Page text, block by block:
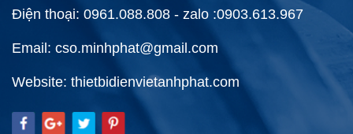
Điện thoại: 0961.088.808 - zalo :0903.613.967
Email: cso.minhphat@gmail.com
Website: thietbidienvietanhphat.com